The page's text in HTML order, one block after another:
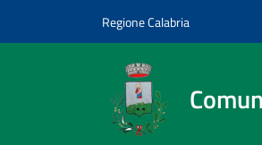
Regione Calabria